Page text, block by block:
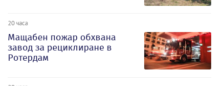
20 часа
Мащабен пожар обхвана
завод за рециклиране в
Ротердам